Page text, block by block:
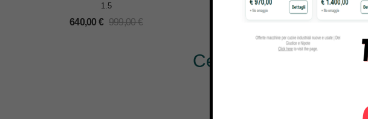
1.5
640,00 € 999,00€
452,00€ 947,00€
Cerchi altre